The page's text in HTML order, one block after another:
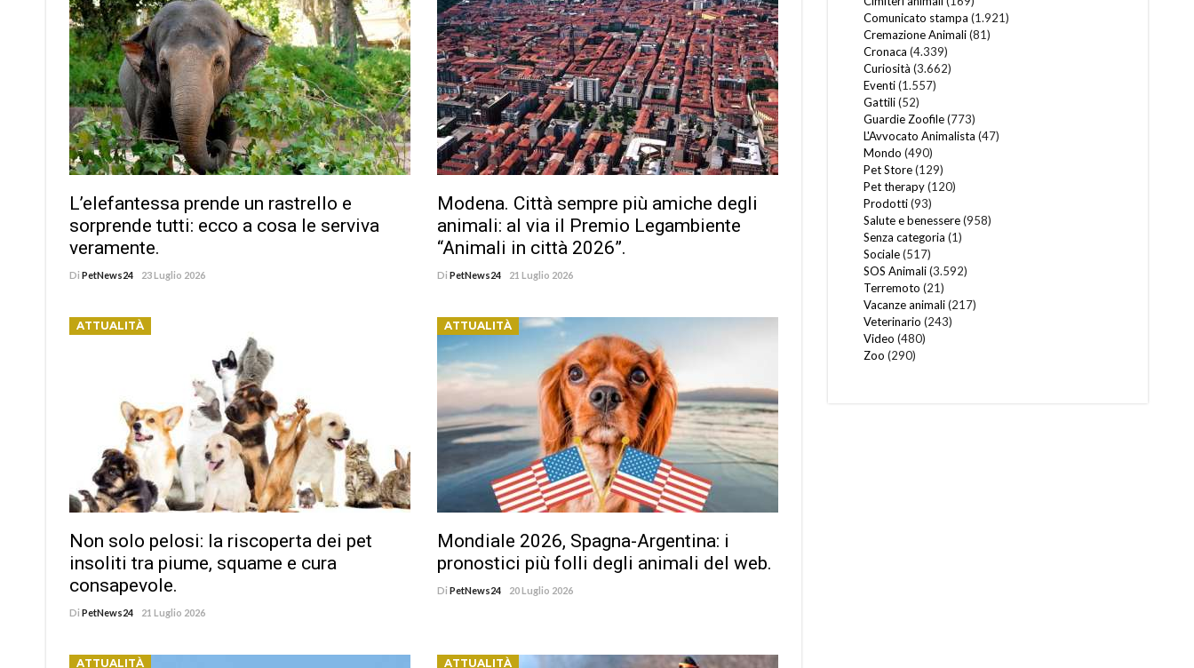
L’elefantessa prende un rastrello e
sorprende tutti: ecco a cosa le serviva
veramente.
Di PetNews24 23 Luglio 2026
Modena. Città sempre più amiche degli
animali: al via il Premio Legambiente
“Animali in città 2026”.
Di PetNews24 21 Luglio 2026
ATTUALITÀ
Non solo pelosi: la riscoperta dei pet
insoliti tra piume, squame e cura
consapevole.
Di PetNews24 21 Luglio 2026
ATTUALITÀ
Mondiale 2026, Spagna-Argentina: i
pronostici più folli degli animali del web.
Di PetNews24 20 Luglio 2026
ATTUALITÀ ATTUALITÀ
Comunicato stampa (1.921)
Cremazione Animali(81)
Cronaca (4.339)
Curiosità (3.662)
Eventi(1.557)
Gattili(52)
Guardie Zoofile(773)
L'Avvocato Animalista (47)
Mondo (490)
Pet Store(129)
Pet therapy(120)
Prodotti(93)
Salute e benessere(958)
Senza categoria (1)
Sociale(517)
SOS Animali(3.592)
Terremoto (21)
Vacanze animali(217)
Veterinario (243)
Video (480)
Zoo (290)